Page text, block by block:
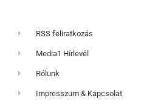
RSS feliratkozás
Media1 Hírlevél
Rólunk
Impresszum & Kapcsolat